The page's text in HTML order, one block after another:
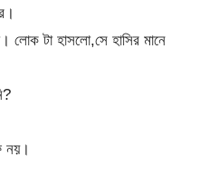
লোক টা হাসলো,সে হাসির মানে
নয়।